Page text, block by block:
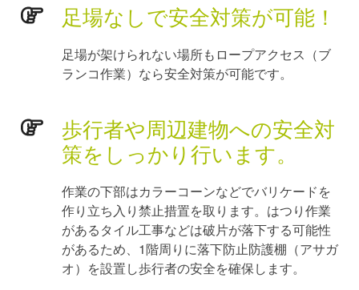
足場なしで安全対策が可能！
足場が架けられない場所もロープアクセス（ブ
ランコ作業）なら安全対策が可能です。
歩行者や周辺建物への安全対
策をしっかり行います。
作業の下部はカラーコーンなどでバリケードを
作り立ち入り禁止措置を取ります。はつり作業
があるタイル工事などは破片が落下する可能性
があるため、1階周りに落下防止防護棚（アサガ
オ）を設置し歩行者の安全を確保します。